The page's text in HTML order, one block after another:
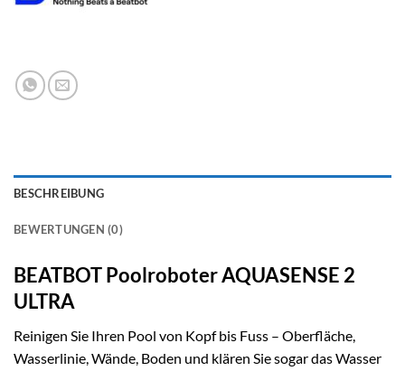
BESCHREIBUNG
BEWERTUNGEN (0)
BEATBOT Poolroboter AQUASENSE 2
ULTRA
Reinigen Sie Ihren Pool von Kopf bis Fuss – Oberfläche,
Wasserlinie, Wände, Boden und klären Sie sogar das Wasser